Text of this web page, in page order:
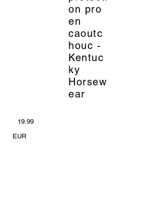
on pro
en
caoutc
houc -
Kentuc
ky
Horsew
ear
19.99
EUR